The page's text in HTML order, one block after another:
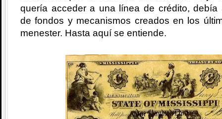
quería acceder a una línea de crédito, debía
de fondos y mecanismos creados en los
menester. Hasta aquí se entiende.